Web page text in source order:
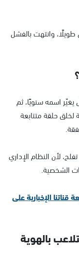
وانتهت بالفشل
اسمه سنويًا، ثم
لخلق حلقة متتابعة
لأن النظام الإداري
الشخصية.
يمكنك متابعة قناتنا الإخبارية على
بالهوية